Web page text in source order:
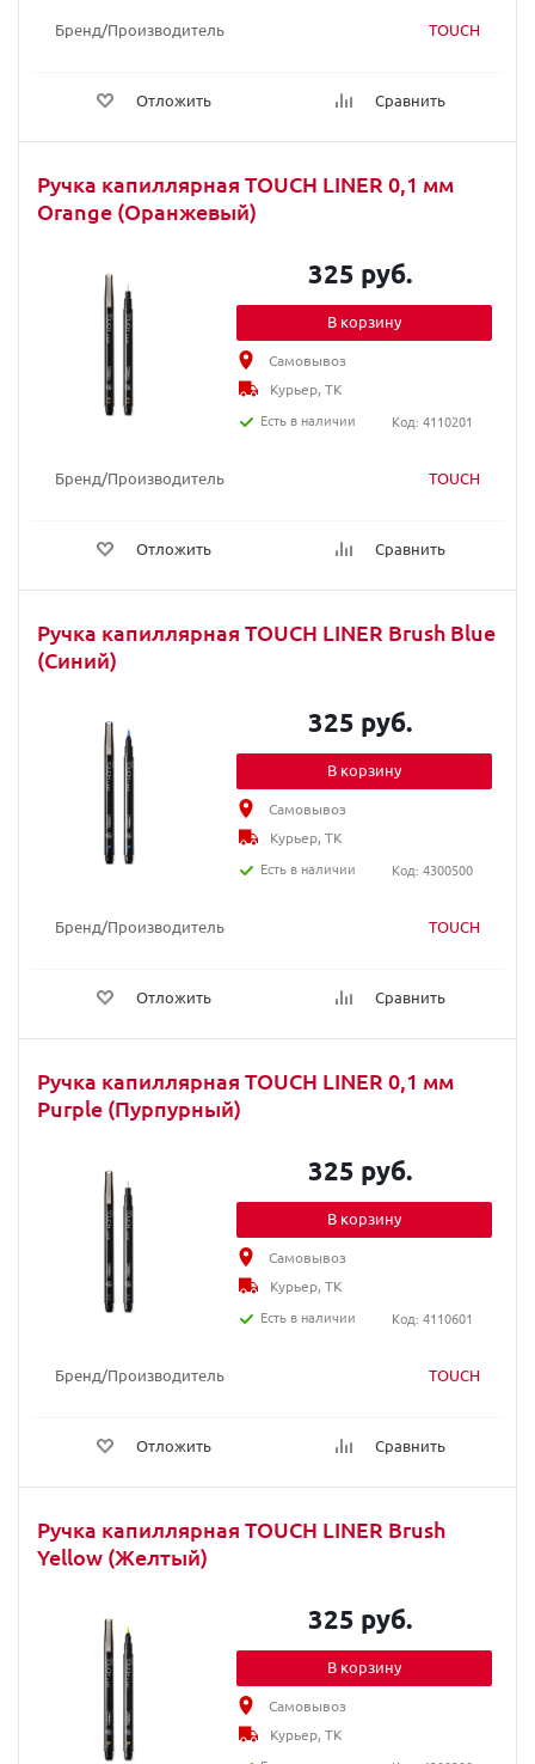
Бренд/Производитель TOUCH
Отложить Сравнить
Ручка капиллярная TOUCH LINER 0,1 мм
Orange (Оранжевый)
Бренд/Производитель TOUCH
Отложить Сравнить
325 руб.
В корзину
Самовывоз
Курьер, ТК
Есть в наличии
Код: 4110201
Ручка капиллярная TOUCH LINER Brush Blue
(Синий)
Бренд/Производитель TOUCH
Отложить Сравнить
325 руб.
В корзину
Самовывоз
Курьер, ТК
Есть в наличии
Код: 4300500
Ручка капиллярная TOUCH LINER 0,1 мм
Purple (Пурпурный)
Бренд/Производитель TOUCH
Отложить Сравнить
325 руб.
В корзину
Самовывоз
Курьер, ТК
Есть в наличии
Код: 4110601
Ручка капиллярная TOUCH LINER Brush
Yellow (Желтый)
325 руб.
В корзину
Самовывоз
Курьер, ТК